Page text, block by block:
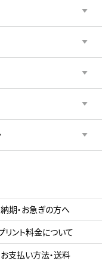
納期・お急ぎの方へ
リント料金について
お支払い方法・送料